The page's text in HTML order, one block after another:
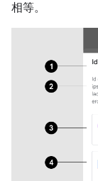
相等。